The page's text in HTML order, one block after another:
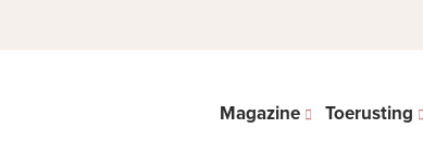
Magazine Toerusting